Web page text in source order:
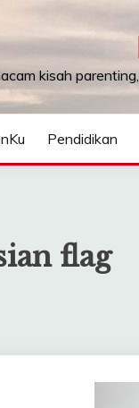
kisah
Pendidikan
flag